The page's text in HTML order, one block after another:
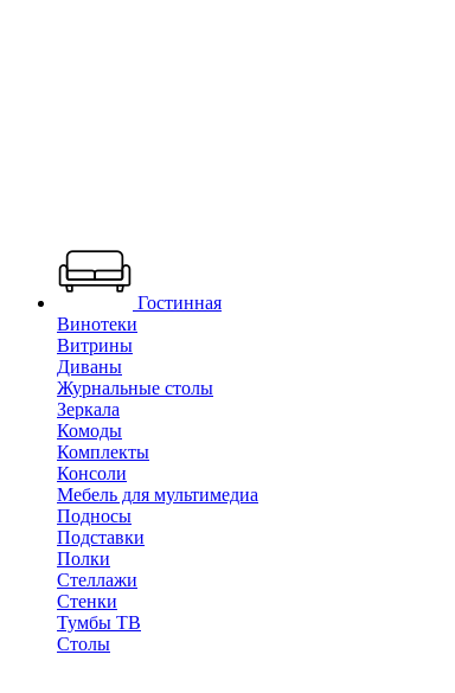
Гостинная
Винотеки
Витрины
Диваны
Журнальные столы
Зеркала
Комоды
Комплекты
Консоли
Мебель для мультимедиа
Подносы
Подставки
Полки
Стеллажи
Стенки
Тумбы ТВ
Столы